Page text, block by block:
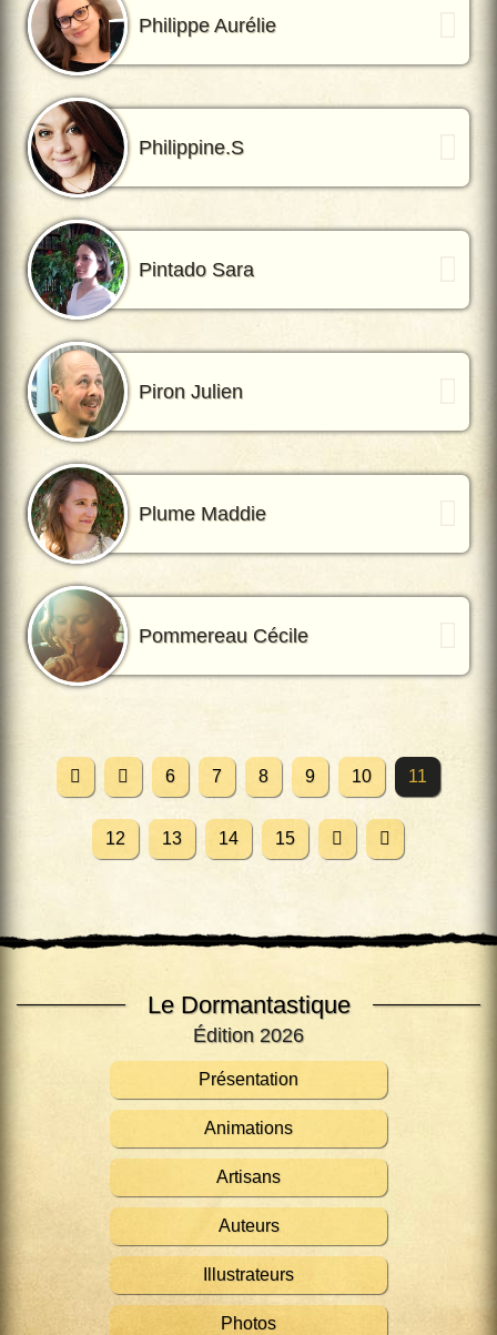
Le Dormantastique
Édition 2026
Présentation
Animations
Artisans
Auteurs
Illustrateurs
Photos
Philippe Aurélie
Philippine.S
Pintado Sara
Piron Julien
Plume Maddie
Pommereau Cécile
6 7 8 9 10 11
12 13 14 15